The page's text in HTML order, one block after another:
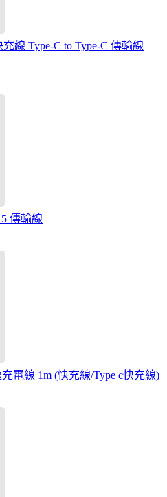
線 Type-C to Type-C 傳輸線
傳輸線
電線 1m (快充線/Type c快充線)